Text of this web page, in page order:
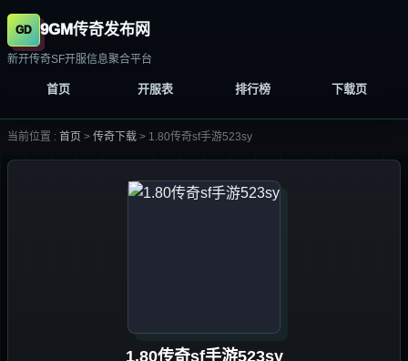
9GM传奇发布网
新开传奇SF开服信息聚合平台
首页 开服表 排行榜 下载页
当前位置 : 首页 > 传奇下载 > 1.80传奇sf手游523sy
1.80传奇sf手游523sy